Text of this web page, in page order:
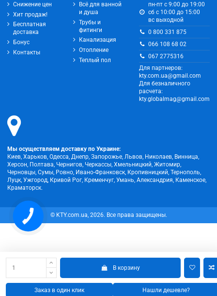
В корзину
Заказ в один клик Нашли дешевле?
Снижение цен
Хит продаж!
Бесплатная
доставка
Бонус
Контакты
Всё для ванной
и душа
Трубы и
фитинги
Канализация
Отопление
Теплый пол
пн-пт с 9:00 до 19:00
сб с 10:00 до 15:00
вс выходной
0 800 331 875
066 108 68 02
067 2775316
Для партнеров:
kty.com.ua@gmail.com
Для безналичного
расчета:
kty.globalmag@gmail.com
Мы осуществляем доставку по Украине:
Киев, Харьков, Одесса, Днепр, Запорожье, Львов, Николаев, Винница,
Херсон, Полтава, Чернигов, Черкассы, Хмельницкий, Житомир,
Черновцы, Сумы, Ровно, Ивано-Франковск, Кропивницкий, Тернополь,
Луцк, Ужгород, Кривой Рог, Кременчуг, Умань, Александрия, Каменское,
Краматорск.
© KTY.com.ua, 2026. Все права защищены.